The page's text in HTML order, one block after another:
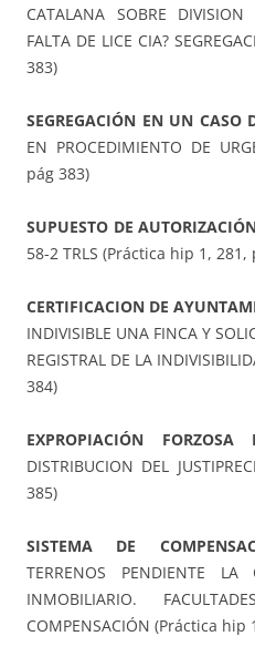
CATALANA SOBRE
FALTA DE LICE CIA?
383)
SEGREGACIÓN EN UN CASO
EN PROCEDIMIENTO DE
pág 383)
SUPUESTO DE
58-2 TRLS (Práctica hip 1, 281,
CERTIFICACION DE
INDIVISIBLE UNA FINCA Y
REGISTRAL DE LA
384)
EXPROPIACIÓN
DISTRIBUCION DEL
385)
SISTEMA DE
TERRENOS PENDIENTE LA
INMOBILIARIO.
COMPENSACIÓN (Práctica hip